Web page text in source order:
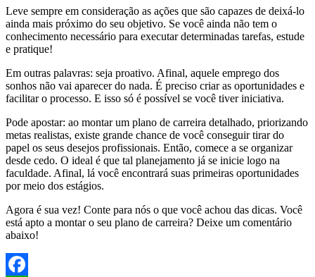
Leve sempre em consideração as ações que são capazes de deixá-lo
ainda mais próximo do seu objetivo. Se você ainda não tem o
conhecimento necessário para executar determinadas tarefas, estude
e pratique!
Em outras palavras: seja proativo. Afinal, aquele emprego dos
sonhos não vai aparecer do nada. É preciso criar as oportunidades e
facilitar o processo. E isso só é possível se você tiver iniciativa.
Pode apostar: ao montar um plano de carreira detalhado, priorizando
metas realistas, existe grande chance de você conseguir tirar do
papel os seus desejos profissionais. Então, comece a se organizar
desde cedo. O ideal é que tal planejamento já se inicie logo na
faculdade. Afinal, lá você encontrará suas primeiras oportunidades
por meio dos estágios.
Agora é sua vez! Conte para nós o que você achou das dicas. Você
está apto a montar o seu plano de carreira? Deixe um comentário
abaixo!